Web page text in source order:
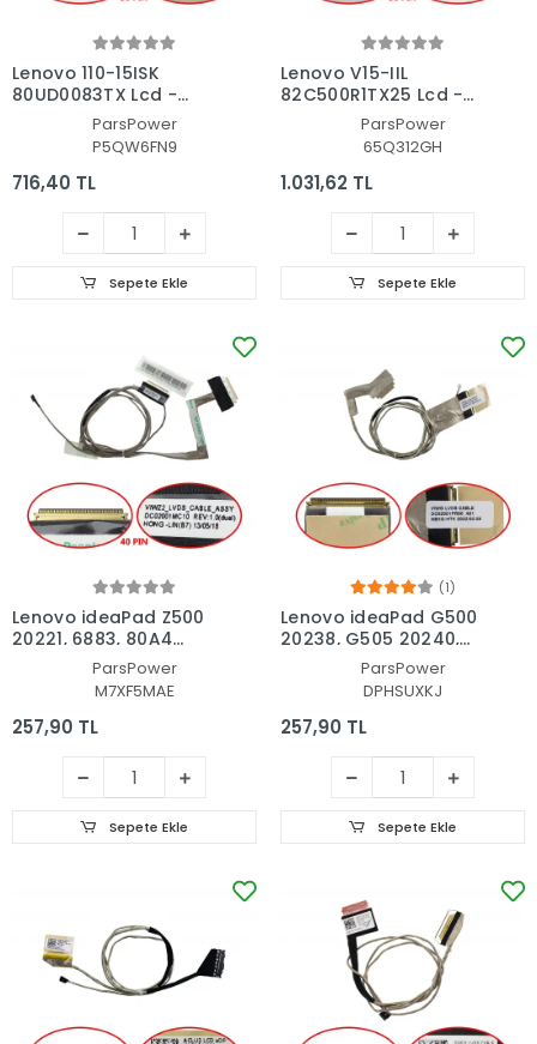
Lenovo 110-15ISK
80UD0083TX Lcd -
Ekran Data Flex Kablo
ParsPower
P5QW6FN9
716,40 TL
Sepete Ekle
Lenovo V15-IIL
82C500R1TX25 Lcd -
Ekran Data Flex
ParsPower
65Q312GH
1.031,62 TL
Sepete Ekle
Lenovo ideaPad Z500
20221, 6883, 80A4
Ekran Data Flex
ParsPower
M7XF5MAE
257,90 TL
Sepete Ekle
(1)
Lenovo ideaPad G500
20238, G505 20240,
G510 Serisi
Dc02001pr00
Notebook Data
Kablosu
ParsPower
DPHSUXKJ
257,90 TL
Sepete Ekle